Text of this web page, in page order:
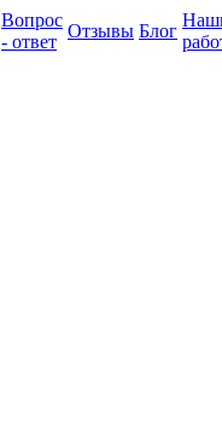
Вопрос
- ответ
Отзывы Блог